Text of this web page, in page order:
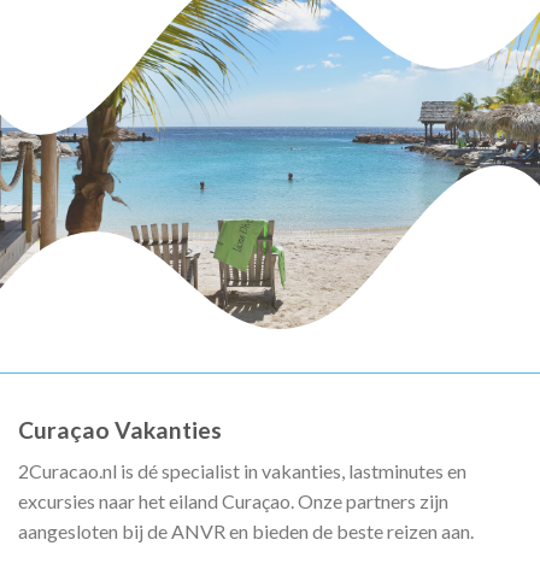
Curaçao Vakanties
2Curacao.nl is dé specialist in vakanties, lastminutes en
excursies naar het eiland Curaçao. Onze partners zijn
aangesloten bij de ANVR en bieden de beste reizen aan.